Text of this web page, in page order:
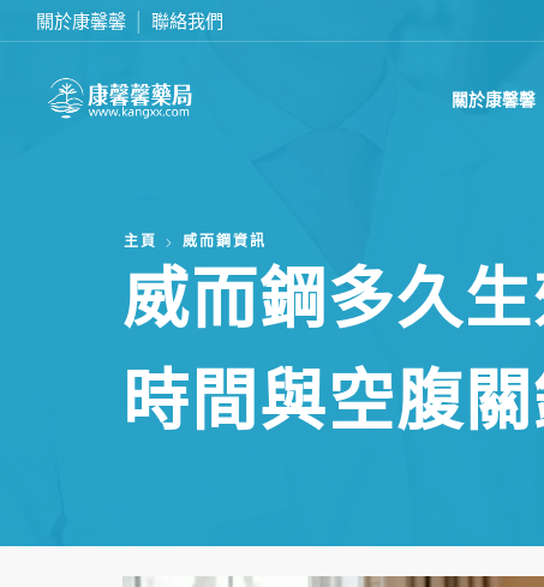
關於康馨馨 聯絡我們在線訂購或致電我們 0437070132
關於康馨馨
主頁 威而鋼資訊
威而鋼多久
時間與空腹